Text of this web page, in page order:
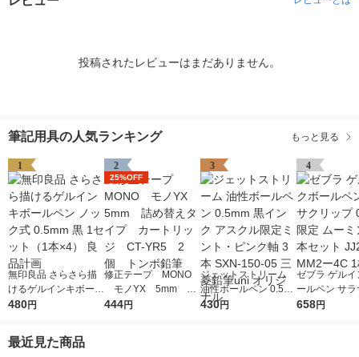
投稿されたレビューはまだありません。
筆記用具の人気ランキング もっと見る
1
無印良品 さらさら描
けるゲルインキボール
ペン ノック式 0.5mm
480円
2
25%OFF
修正テープ MONO
モノYX 5mm 詰
め替えタイプ カート
444円
3
ジェットストリーム
油性ボールペン 0.5m
m 黒インク アスクル
430円
4
ゼブラ ゲルイ
ールペン サ
ップ 0.5mm
658円
最近見た商品